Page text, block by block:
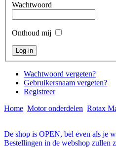
Wachtwoord
Onthoud mij
Wachtwoord vergeten?
Gebruikersnaam vergeten?
Registreer
Home Motor onderdelen Rotax
De shop is OPEN, bel even als je
Bestellingen in de webshop zullen